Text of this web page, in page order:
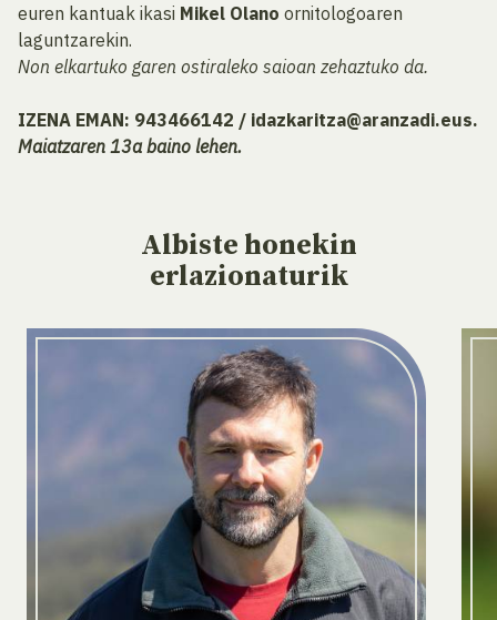
euren kantuak ikasi Mikel Olano ornitologoaren
laguntzarekin.
Non elkartuko garen ostiraleko saioan zehaztuko da.
IZENA EMAN: 943466142 / idazkaritza@aranzadi.eus.
Maiatzaren 13a baino lehen.
Albiste honekin
erlazionaturik